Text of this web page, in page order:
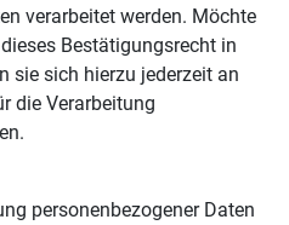
verarbeitet werden. Möchte
Bestätigungsrecht in
sie sich hierzu jederzeit an
die Verarbeitung
personenbezogener Daten